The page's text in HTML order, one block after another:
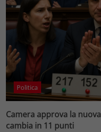
Politica
Camera approva la
cambia in 11 punti